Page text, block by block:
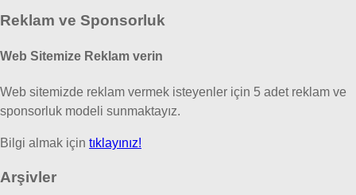
Reklam ve Sponsorluk
Web Sitemize Reklam verin
Web sitemizde reklam vermek isteyenler için 5 adet reklam ve
sponsorluk modeli sunmaktayız.
Bilgi almak için tıklayınız!
Arşivler